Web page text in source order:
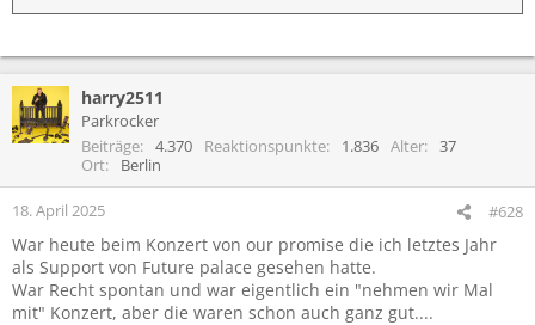
harry2511
Parkrocker
Beiträge
4.370 Reaktionspunkte 1.836 Alter
37
Ort
Berlin
18. April 2025 #628
War heute beim Konzert von our promise die ich letztes Jahr
als Support von Future palace gesehen hatte.
War Recht spontan und war eigentlich ein "nehmen wir Mal
mit" Konzert, aber die waren schon auch ganz gut....